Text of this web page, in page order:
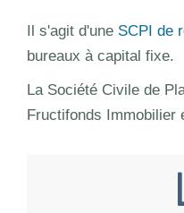
Il s'agit d'une SCPI de
bureaux à capital fixe.
La Société Civile de
Fructifonds Immobilier